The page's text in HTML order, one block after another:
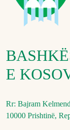
E
Rr: Bajram
10000 Prishtinë,